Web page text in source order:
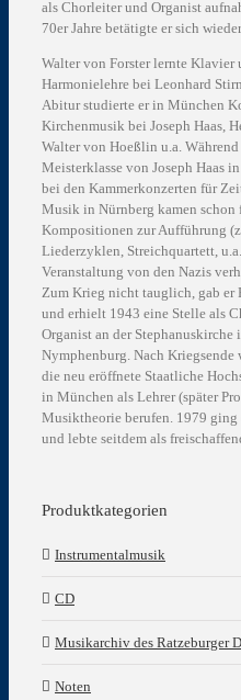
als Chorleiter und Organist
70er Jahre betätigte er sich
Walter von Forster lernte Klavier
Harmonielehre bei Leonhard
Abitur studierte er in München
Kirchenmusik bei Joseph Haas,
Walter von Hoeßlin u.a. Während
Meisterklasse von Joseph Haas
bei den Kammerkonzerten für
Musik in Nürnberg kamen schon
Kompositionen zur Aufführung
Liederzyklen, Streichquartett,
Veranstaltung von den Nazis
Zum Krieg nicht tauglich, gab er
und erhielt 1943 eine Stelle als
Organist an der Stephanuskirche
Nymphenburg. Nach Kriegsende
die neu eröffnete Staatliche
in München als Lehrer (später
Musiktheorie berufen. 1979 ging
und lebte seitdem als
Produktkategorien
Instrumentalmusik
CD
Musikarchiv des Ratzeburger
Noten